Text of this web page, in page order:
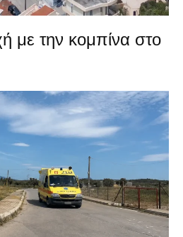
με την κομπίνα στο